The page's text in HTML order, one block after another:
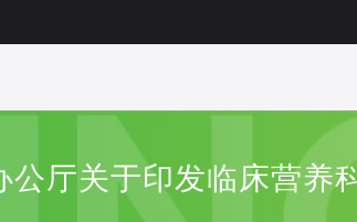
公厅关于印发临床营